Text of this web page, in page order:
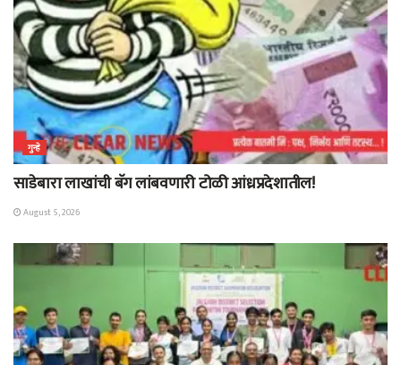
गुन्हे
साडेबारा लाखांची बॅग लांबवणारी टोळी आंध्रप्रदेशातील!
August 5, 2026